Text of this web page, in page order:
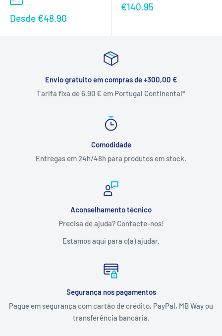
Preço
Desde €48.90
Preço
€140.95
Envio gratuito em compras de +300,00 €
Tarifa fixa de 6,90 € em Portugal Continental*
Comodidade
Entregas em 24h/48h para produtos em stock.
Aconselhamento técnico
Precisa de ajuda? Contacte-nos!
Estamos aqui para o(a) ajudar.
Segurança nos pagamentos
Pague em segurança com cartão de crédito, PayPal, MB Way ou
transferência bancária.